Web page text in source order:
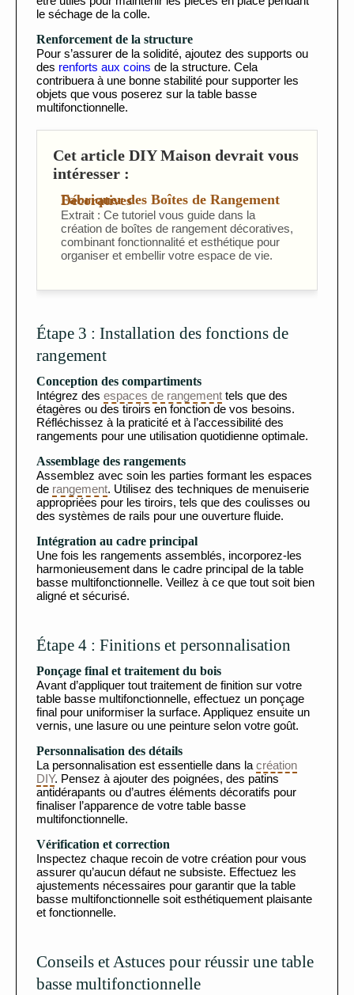
le séchage de la colle.
Renforcement de la structure
Pour s’assurer de la solidité, ajoutez des supports ou
des renforts aux coins de la structure. Cela
contribuera à une bonne stabilité pour supporter les
objets que vous poserez sur la table basse
multifonctionnelle.
Cet article DIY Maison devrait vous
intéresser :
Fabriquer des Boîtes de Rangement Décoratives
Extrait : Ce tutoriel vous guide dans la
création de boîtes de rangement décoratives,
combinant fonctionnalité et esthétique pour
organiser et embellir votre espace de vie.
Étape 3 : Installation des fonctions de
rangement
Conception des compartiments
Intégrez des espaces de rangement tels que des
étagères ou des tiroirs en fonction de vos besoins.
Réfléchissez à la praticité et à l’accessibilité des
rangements pour une utilisation quotidienne optimale.
Assemblage des rangements
Assemblez avec soin les parties formant les espaces
de rangement. Utilisez des techniques de menuiserie
appropriées pour les tiroirs, tels que des coulisses ou
des systèmes de rails pour une ouverture fluide.
Intégration au cadre principal
Une fois les rangements assemblés, incorporez-les
harmonieusement dans le cadre principal de la table
basse multifonctionnelle. Veillez à ce que tout soit bien
aligné et sécurisé.
Étape 4 : Finitions et personnalisation
Ponçage final et traitement du bois
Avant d’appliquer tout traitement de finition sur votre
table basse multifonctionnelle, effectuez un ponçage
final pour uniformiser la surface. Appliquez ensuite un
vernis, une lasure ou une peinture selon votre goût.
Personnalisation des détails
La personnalisation est essentielle dans la création
DIY. Pensez à ajouter des poignées, des patins
antidérapants ou d’autres éléments décoratifs pour
finaliser l’apparence de votre table basse
multifonctionnelle.
Vérification et correction
Inspectez chaque recoin de votre création pour vous
assurer qu’aucun défaut ne subsiste. Effectuez les
ajustements nécessaires pour garantir que la table
basse multifonctionnelle soit esthétiquement plaisante
et fonctionnelle.
Conseils et Astuces pour réussir une table
basse multifonctionnelle